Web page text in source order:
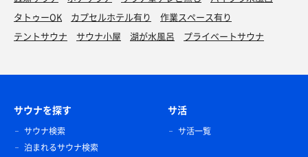
タトゥーOK
カプセルホテル有り
作業スペース有り
テントサウナ
サウナ小屋 湖が水風呂 プライベートサウナ
サウナを探す
サウナ検索
泊まれるサウナ検索
サ活
サ活一覧